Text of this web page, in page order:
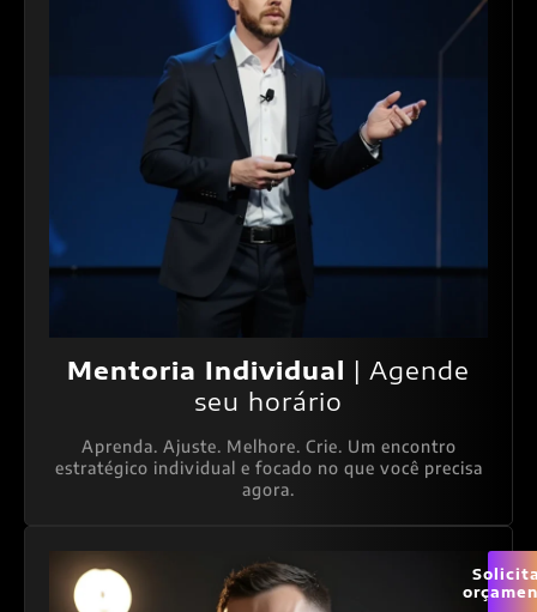
Mentoria Individual | Agende
seu horário
Aprenda. Ajuste. Melhore. Crie. Um encontro
estratégico individual e focado no que você precisa
agora.